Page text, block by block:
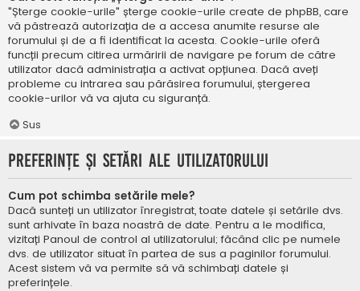
"Șterge cookie-urile" șterge cookie-urile create de phpBB, care
vă păstrează autorizația de a accesa anumite resurse ale
forumului și de a fi identificat la acesta. Cookie-urile oferă
funcții precum citirea urmăririi de navigare pe forum de către
utilizator dacă administrația a activat opțiunea. Dacă aveți
probleme cu intrarea sau părăsirea forumului, ștergerea
cookie-urilor vă va ajuta cu siguranță.
Sus
Preferințe și setări ale utilizatorului
Cum pot schimba setările mele?
Dacă sunteți un utilizator înregistrat, toate datele și setările dvs.
sunt arhivate în baza noastră de date. Pentru a le modifica,
vizitați Panoul de control al utilizatorului; făcând clic pe numele
dvs. de utilizator situat în partea de sus a paginilor forumului.
Acest sistem vă va permite să vă schimbați datele și
preferințele.